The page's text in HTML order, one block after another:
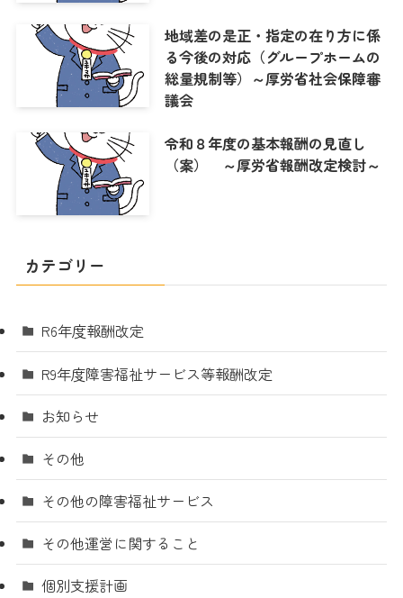
地域差の是正・指定の在り方に係
る今後の対応（グループホームの
総量規制等）～厚労省社会保障審
議会
令和８年度の基本報酬の見直し
（案） ～厚労省報酬改定検討～
カテゴリー
R6年度報酬改定
R9年度障害福祉サービス等報酬改定
お知らせ
その他
その他の障害福祉サービス
その他運営に関すること
個別支援計画